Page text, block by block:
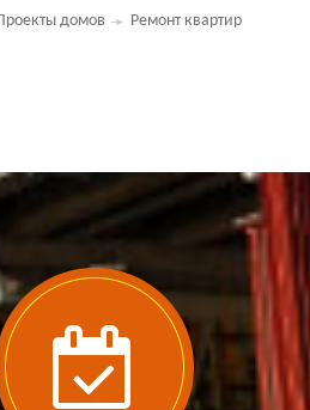
Ремонт квартир
домов